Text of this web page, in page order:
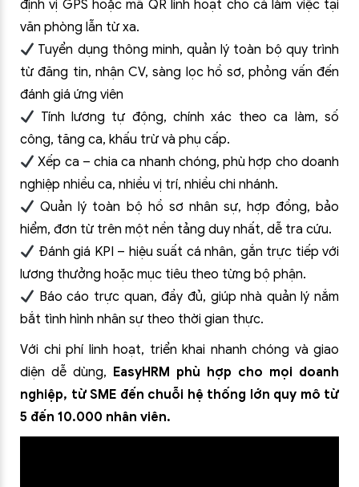
định vị GPS hoặc mã QR linh hoạt cho cả làm việc tại
văn phòng lẫn từ xa.
Tuyển dụng thông minh, quản lý toàn bộ quy trình
từ đăng tin, nhận CV, sàng lọc hồ sơ, phỏng vấn đến
đánh giá ứng viên
Tính lương tự động, chính xác theo ca làm, số
công, tăng ca, khấu trừ và phụ cấp.
Xếp ca – chia ca nhanh chóng, phù hợp cho doanh
nghiệp nhiều ca, nhiều vị trí, nhiều chi nhánh.
Quản lý toàn bộ hồ sơ nhân sự, hợp đồng, bảo
hiểm, đơn từ trên một nền tảng duy nhất, dễ tra cứu.
Đánh giá KPI – hiệu suất cá nhân, gắn trực tiếp với
lương thưởng hoặc mục tiêu theo từng bộ phận.
Báo cáo trực quan, đầy đủ, giúp nhà quản lý nắm
bắt tình hình nhân sự theo thời gian thực.
Với chi phí linh hoạt, triển khai nhanh chóng và giao
diện dễ dùng, EasyHRM phù hợp cho mọi doanh
nghiệp, từ SME đến chuỗi hệ thống lớn quy mô từ
5 đến 10.000 nhân viên.